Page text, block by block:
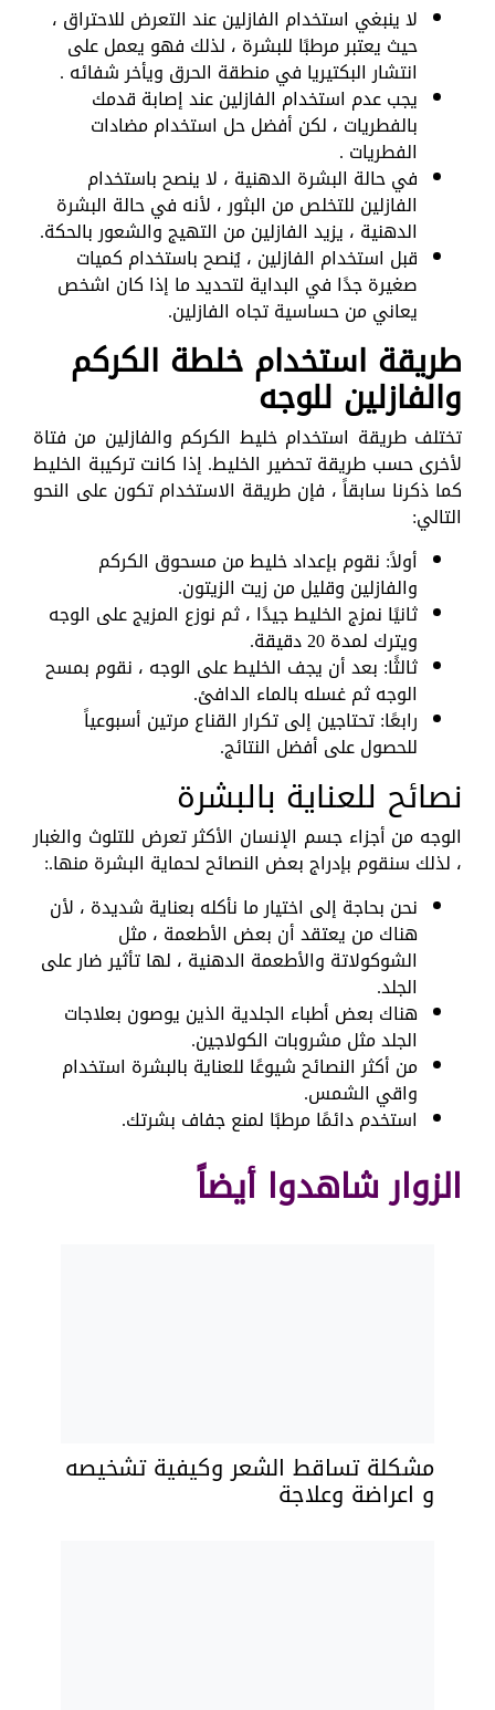
لا ينبغي استخدام الفازلين عند التعرض للاحتراق ،
حيث يعتبر مرطبًا للبشرة ، لذلك فهو يعمل على
انتشار البكتيريا في منطقة الحرق ويأخر شفائه .
يجب عدم استخدام الفازلين عند إصابة قدمك
بالفطريات ، لكن أفضل حل استخدام مضادات
الفطريات .
في حالة البشرة الدهنية ، لا ينصح باستخدام
الفازلين للتخلص من البثور ، لأنه في حالة البشرة
الدهنية ، يزيد الفازلين من التهيج والشعور بالحكة.
قبل استخدام الفازلين ، يُنصح باستخدام كميات
صغيرة جدًا في البداية لتحديد ما إذا كان اشخص
يعاني من حساسية تجاه الفازلين.
طريقة استخدام خلطة الكركم
والفازلين للوجه
تختلف طريقة استخدام خليط الكركم والفازلين من فتاة
لأخرى حسب طريقة تحضير الخليط. إذا كانت تركيبة الخليط
كما ذكرنا سابقاً ، فإن طريقة الاستخدام تكون على النحو
التالي:
أولاً: نقوم بإعداد خليط من مسحوق الكركم
والفازلين وقليل من زيت الزيتون.
ثانيًا نمزج الخليط جيدًا ، ثم نوزع المزيج على الوجه
ويترك لمدة 20 دقيقة.
ثالثًا: بعد أن يجف الخليط على الوجه ، نقوم بمسح
الوجه ثم غسله بالماء الدافئ.
رابعًا: تحتاجين إلى تكرار القناع مرتين أسبوعياً
للحصول على أفضل النتائج.
نصائح للعناية بالبشرة
الوجه من أجزاء جسم الإنسان الأكثر تعرض للتلوث والغبار
، لذلك سنقوم بإدراج بعض النصائح لحماية البشرة منها.:
نحن بحاجة إلى اختيار ما نأكله بعناية شديدة ، لأن
هناك من يعتقد أن بعض الأطعمة ، مثل
الشوكولاتة والأطعمة الدهنية ، لها تأثير ضار على
الجلد.
هناك بعض أطباء الجلدية الذين يوصون بعلاجات
الجلد مثل مشروبات الكولاجين.
من أكثر النصائح شيوعًا للعناية بالبشرة استخدام
واقي الشمس.
استخدم دائمًا مرطبًا لمنع جفاف بشرتك.
الزوار شاهدوا أيضاً
مشكلة تساقط الشعر وكيفية تشخيصه
و اعراضة وعلاجة